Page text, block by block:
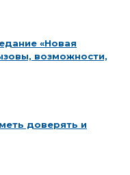
«Новая
возможности,
доверять и